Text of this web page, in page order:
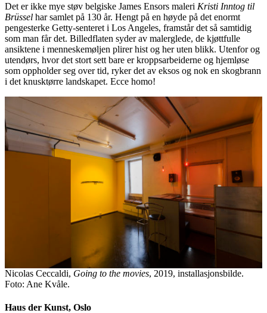
Det er ikke mye støv belgiske James Ensors maleri Kristi Inntog til
Brüssel har samlet på 130 år. Hengt på en høyde på det enormt
pengesterke Getty-senteret i Los Angeles, framstår det så samtidig
som man får det. Billedflaten syder av malerglede, de kjøttfulle
ansiktene i menneskemøljen plirer hist og her uten blikk. Utenfor og
utendørs, hvor det stort sett bare er kroppsarbeiderne og hjemløse
som oppholder seg over tid, ryker det av eksos og nok en skogbrann
i det knusktørre landskapet. Ecce homo!
Nicolas Ceccaldi, Going to the movies, 2019, installasjonsbilde.
Foto: Ane Kvåle.
Haus der Kunst, Oslo